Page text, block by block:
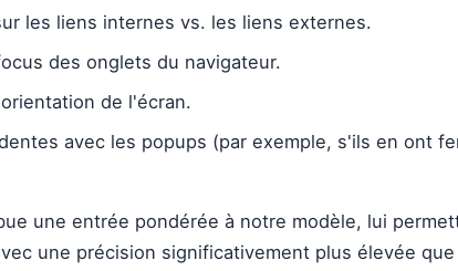
les liens internes vs. les liens externes.
des onglets du navigateur.
de l'écran.
avec les popups (par exemple, s'ils en ont
une entrée pondérée à notre modèle, lui
une précision significativement plus élevée